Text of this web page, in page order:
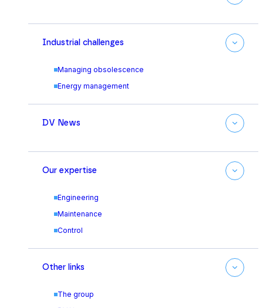
Industrial challenges
Managing obsolescence
Energy management
DV News
Our expertise
Engineering
Maintenance
Control
Other links
The group